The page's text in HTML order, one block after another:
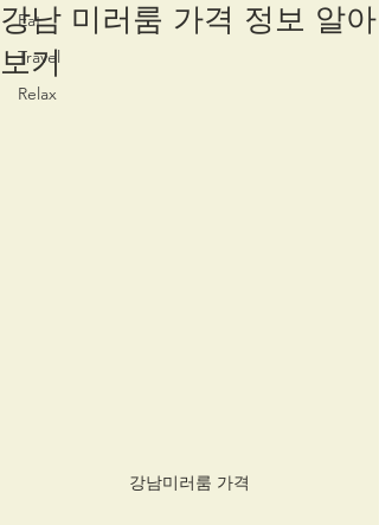
Eat
Travel
Relax
강남 미러룸 가격 정보 알아
보기
강남미러룸 가격